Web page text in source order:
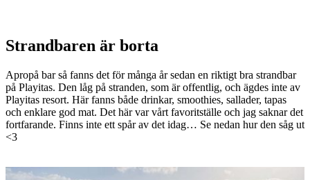
Strandbaren är borta
Apropå bar så fanns det för många år sedan en riktigt bra strandbar
på Playitas. Den låg på stranden, som är offentlig, och ägdes inte av
Playitas resort. Här fanns både drinkar, smoothies, sallader, tapas
och enklare god mat. Det här var vårt favoritställe och jag saknar det
fortfarande. Finns inte ett spår av det idag… Se nedan hur den såg ut
<3